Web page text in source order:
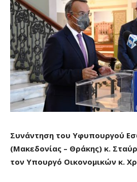
Συνάντηση του Υφυπουργού
(Μακεδονίας – Θράκης) κ.
τον Υπουργό Οικονομικών κ.